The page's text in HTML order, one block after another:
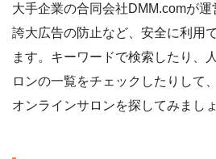
大手企業の合同会社DMM.comが運
誇大広告の防止など、安全に利用
ます。キーワードで検索したり、
ロンの一覧をチェックしたりして
オンラインサロンを探してみましょ